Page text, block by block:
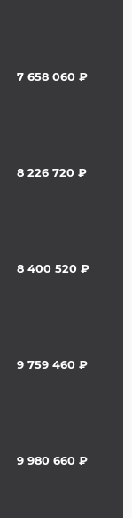
7 658 060 ₽
8 226 720 ₽
8 400 520 ₽
9 759 460 ₽
9 980 660 ₽